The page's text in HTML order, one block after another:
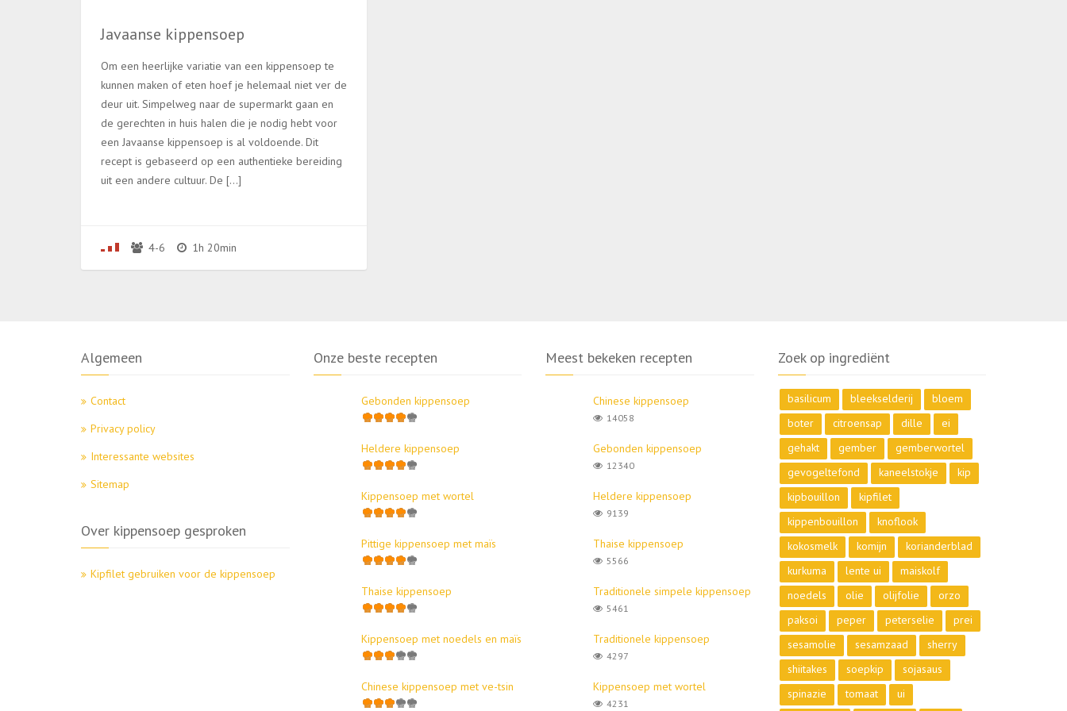
Javaanse kippensoep
Om een heerlijke variatie van een kippensoep te
kunnen maken of eten hoef je helemaal niet ver de
deur uit. Simpelweg naar de supermarkt gaan en
de gerechten in huis halen die je nodig hebt voor
een Javaanse kippensoep is al voldoende. Dit
recept is gebaseerd op een authentieke bereiding
uit een andere cultuur. De […]
4-6 1h 20min
Algemeen
Contact
Privacy policy
Interessante websites
Sitemap
Over kippensoep gesproken
Kipfilet gebruiken voor de kippensoep
Onze beste recepten
Gebonden kippensoep
Heldere kippensoep
Kippensoep met wortel
Pittige kippensoep met maïs
Thaise kippensoep
Kippensoep met noedels en maïs
Chinese kippensoep met ve-tsin
Meest bekeken recepten
Chinese kippensoep
14058
Gebonden kippensoep
12340
Heldere kippensoep
9139
Thaise kippensoep
5566
Traditionele simpele kippensoep
5461
Traditionele kippensoep
4297
Kippensoep met wortel
4231
Zoek op ingrediënt
basilicum bleekselderij
bloem
boter
citroensap dille
ei
gehakt
gember
gemberwortel
gevogeltefond
kaneelstokje
kip
kipbouillon
kipfilet
kippenbouillon
knoflook
kokosmelk
komijn
korianderblad
kurkuma
lente ui
maiskolf
noedels
olie olijfolie
orzo
paksoi
peper peterselie
prei
sesamolie
sesamzaad
sherry
shiitakes
soepkip
sojasaus
spinazie
tomaat
ui